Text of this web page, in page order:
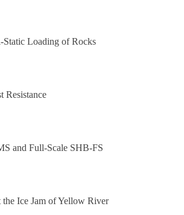
Static Loading of Rocks
Resistance
and Full-Scale SHB-FS
Ice Jam of Yellow River